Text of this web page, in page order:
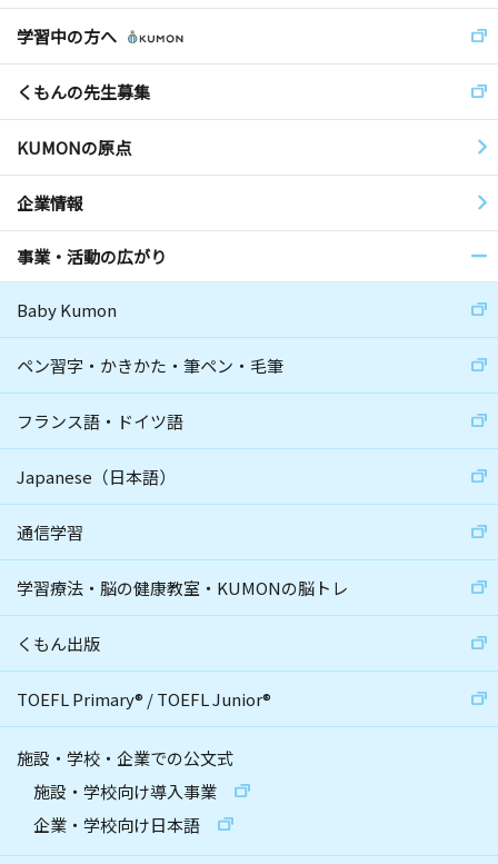
学習中の方へ
くもんの先生募集
KUMONの原点
企業情報
事業・活動の広がり
Baby Kumon
ペン習字・かきかた・筆ペン・毛筆
フランス語・ドイツ語
Japanese（日本語）
通信学習
学習療法・脳の健康教室・KUMONの脳トレ
くもん出版
TOEFL Primary® /TOEFL Junior®
施設・学校・企業での公文式
施設・学校向け導入事業
企業・学校向け日本語